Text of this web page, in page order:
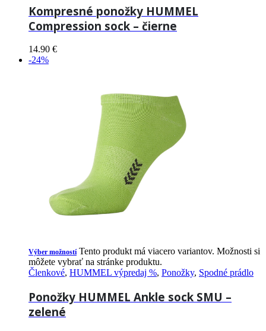
Kompresné ponožky HUMMEL
Compression sock – čierne
14.90 €
-24%
Výber možností Tento produkt má viacero variantov. Možnosti si
môžete vybrať na stránke produktu.
Členkové, HUMMEL výpredaj %, Ponožky, Spodné prádlo
Ponožky HUMMEL Ankle sock SMU –
zelené